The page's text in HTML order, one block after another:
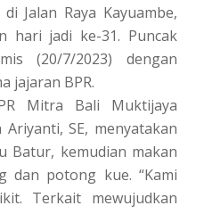
Jalan Raya Kayuambe,
hari jadi ke-31. Puncak
(20/7/2023) dengan
jajaran BPR.
Mitra Bali Muktijaya
SE, menyatakan
Batur, kemudian makan
dan potong kue. “Kami
Terkait mewujudkan